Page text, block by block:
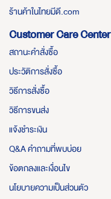
ร้านค้าในไทยมีดี.com
Customer Care Center
สถานะคำสั่งซื้อ
ประวัติการสั่งซื้อ
วิธีการสั่งซื้อ
วิธีการขนส่ง
แจ้งชำระเงิน
Q&A คำถามที่พบบ่อย
ข้อตกลงและเงื่อนไข
นโยบายความเป็นส่วนตัว